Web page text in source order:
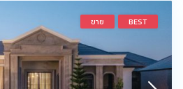
ขาย BEST